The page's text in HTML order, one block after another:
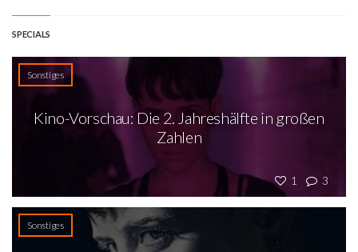
SPECIALS
Sonstiges
1 3
Kino-Vorschau: Die 2. Jahreshälfte in großen
Zahlen
Sonstiges